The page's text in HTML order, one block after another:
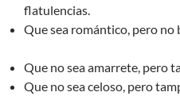
flatulencias.
Que sea romántico, pero no
Que no sea amarrete, pero
Que no sea celoso, pero